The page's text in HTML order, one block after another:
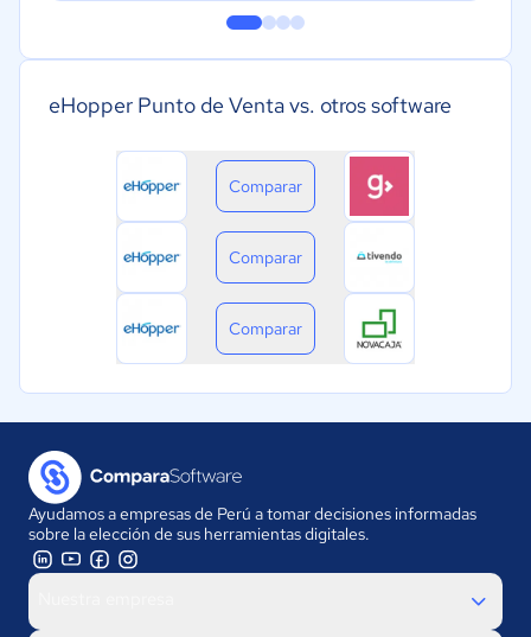
eHopper Punto de Venta vs. otros software
Comparar
Comparar
Comparar
Ayudamos a empresas de Perú a tomar decisiones informadas
sobre la elección de sus herramientas digitales.